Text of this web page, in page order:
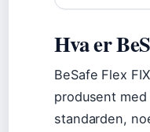
Hva er
BeSafe Flex
produsent
standarden,